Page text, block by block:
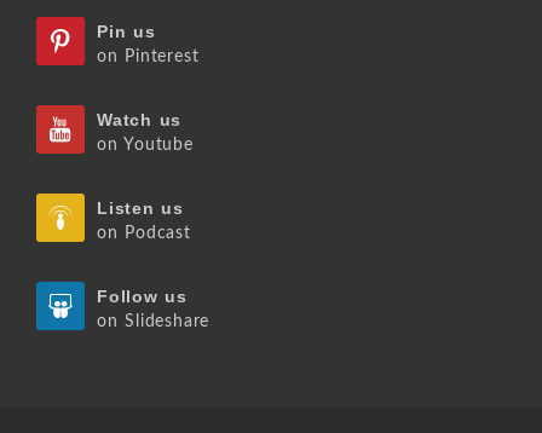
Pin us
on Pinterest
Watch us
on Youtube
Listen us
on Podcast
Follow us
on Slideshare